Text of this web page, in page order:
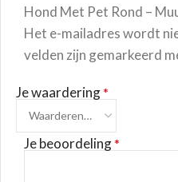
Hond Met Pet Rond –
Het e-mailadres wordt
velden zijn gemarkeerd
Je waardering*
Je beoordeling*